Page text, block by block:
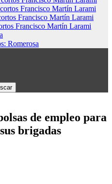
Francisco Martín Larami
Francisco Martín Larami
Francisco Martín Larami
Romerosa
de empleo para
brigadas